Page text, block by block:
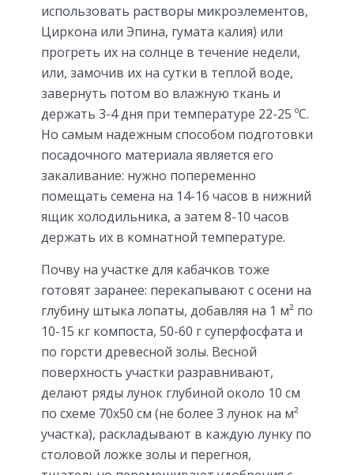
использовать растворы микроэлементов,
Циркона или Эпина, гумата калия) или
прогреть их на солнце в течение недели,
или, замочив их на сутки в теплой воде,
завернуть потом во влажную ткань и
держать 3-4 дня при температуре 22-25 ºC.
Но самым надежным способом подготовки
посадочного материала является его
закаливание: нужно попеременно
помещать семена на 14-16 часов в нижний
ящик холодильника, а затем 8-10 часов
держать их в комнатной температуре.
Почву на участке для кабачков тоже
готовят заранее: перекапывают с осени на
глубину штыка лопаты, добавляя на 1 м² по
10-15 кг компоста, 50-60 г суперфосфата и
по горсти древесной золы. Весной
поверхность участки разравнивают,
делают ряды лунок глубиной около 10 см
по схеме 70х50 см (не более 3 лунок на м²
участка), раскладывают в каждую лунку по
столовой ложке золы и перегноя,